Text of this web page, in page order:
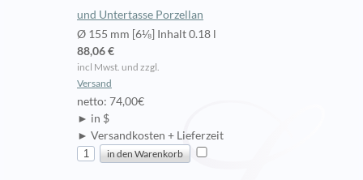
und Untertasse Porzellan
Ø 155 mm [6⅛] Inhalt 0.18 l
88,06 €
incl Mwst. und zzgl.
Versand
netto: 74,00€
► in $
► Versandkosten + Lieferzeit